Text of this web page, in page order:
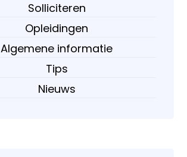
Solliciteren
Opleidingen
Algemene informatie
Tips
Nieuws